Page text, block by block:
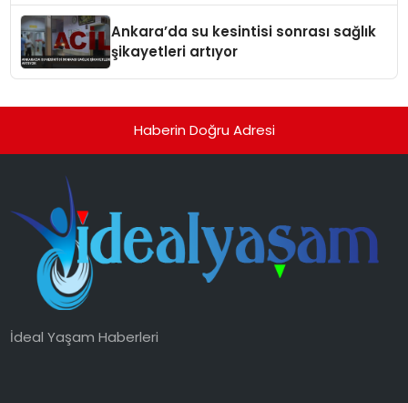
Ankara’da su kesintisi sonrası sağlık
şikayetleri artıyor
Haberin Doğru Adresi
İdeal Yaşam Haberleri